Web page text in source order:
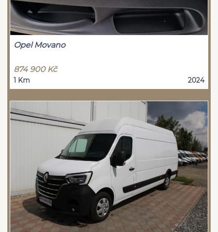
Opel Movano
874 900 Kč
1 Km 2024